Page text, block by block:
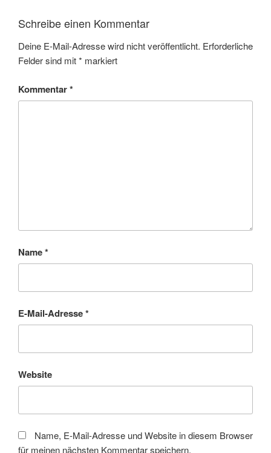
Schreibe einen Kommentar
Deine E-Mail-Adresse wird nicht veröffentlicht. Erforderliche
Felder sind mit* markiert
Kommentar*
Name*
E-Mail-Adresse*
Website
Name, E-Mail-Adresse und Website in diesem Browser
für meinen nächsten Kommentar speichern.